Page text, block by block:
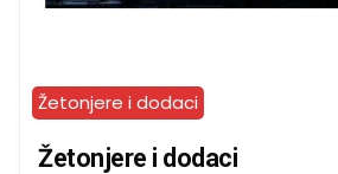
Žetonjere i dodaci
Žetonjere i dodaci